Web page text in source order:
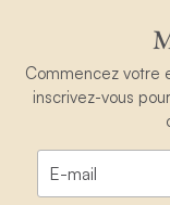
Commencez votre
inscrivez-vous